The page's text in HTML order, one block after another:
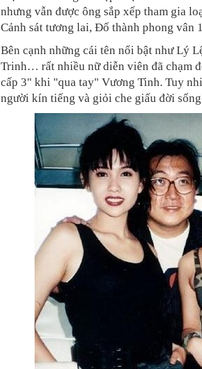
nhưng vẫn được ông sắp xếp tham gia
Cảnh sát tương lai, Đổ thành phong vân
Bên cạnh những cái tên nổi bật như Lý
Trinh… rất nhiều nữ diễn viên đã chạm
cấp 3" khi "qua tay" Vương Tinh. Tuy
người kín tiếng và giỏi che giấu đời